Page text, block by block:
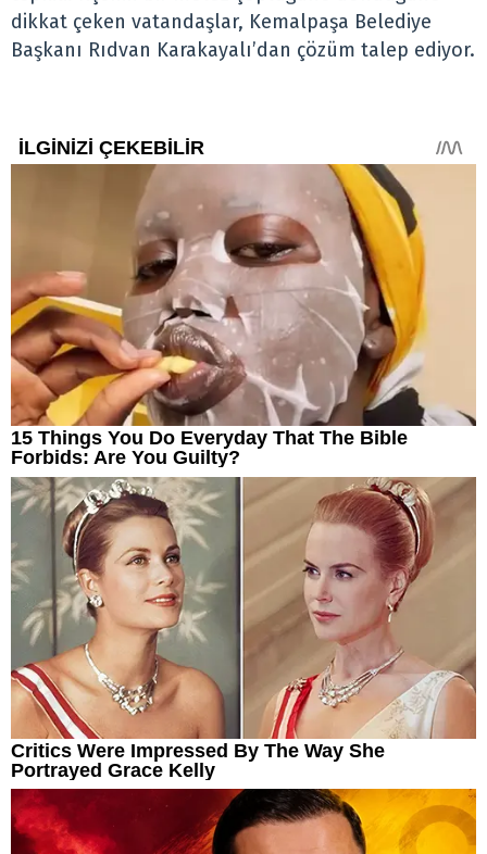
dikkat çeken vatandaşlar, Kemalpaşa Belediye
Başkanı Rıdvan Karakayalı’dan çözüm talep ediyor.